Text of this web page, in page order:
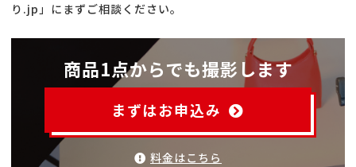
り.jp」にまずご相談ください。
商品1点からでも撮影します
まずはお申込み
料金はこちら